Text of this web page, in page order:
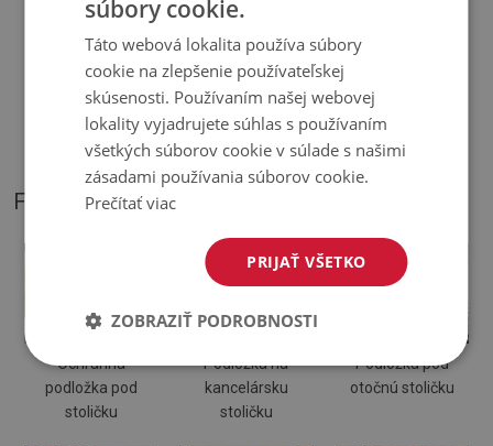
Odtiene Podložky pod stoličku sa môžu líšiť od vizualizácie
Podložka je určená na použitie na tvrdom povrchu. Pri
položení na mäkký povrch sa môže ohnúť a posunúť.
FOTOGRAFIE NÁŠHO PRODUKTU
Ochranná
podložka pod
stoličku
Podložka na
kancelársku
stoličku
Podložka pod
otočnú stoličku
súbory cookie.
Táto webová lokalita používa súbory
cookie na zlepšenie používateľskej
skúsenosti. Používaním našej webovej
lokality vyjadrujete súhlas s používaním
všetkých súborov cookie v súlade s našimi
zásadami používania súborov cookie.
Prečítať viac
PRIJAŤ VŠETKO
ZOBRAZIŤ PODROBNOSTI